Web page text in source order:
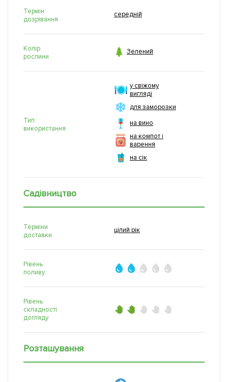
Термін
дозрівання
середній
Колір
рослини
 Зелений
Тип
використання
у свіжому
вигляді
для заморозки
на вино
на компот і
варення
на сік
Садівництво
Терміни
доставки
цілий рік
Рівень
поливу
Рівень
складності
догляду
Розташування